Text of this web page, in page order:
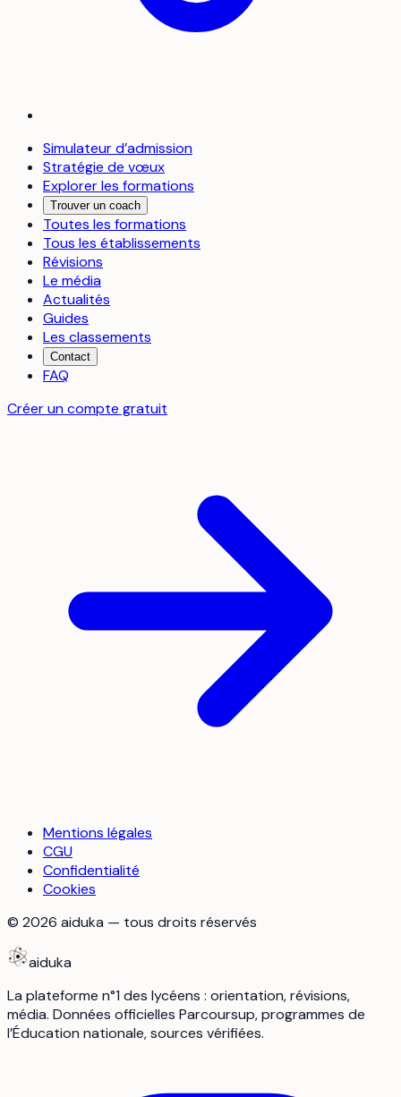
Simulateur d’admission
Stratégie de vœux
Explorer les formations
Trouver un coach
Toutes les formations
Tous les établissements
Révisions
Le média
Actualités
Guides
Les classements
Contact
FAQ
Créer un compte gratuit
Mentions légales
CGU
Confidentialité
Cookies
© 2026 aiduka — tous droits réservés
aiduka
La plateforme n°1 des lycéens : orientation, révisions,
média. Données officielles Parcoursup, programmes de
l’Éducation nationale, sources vérifiées.